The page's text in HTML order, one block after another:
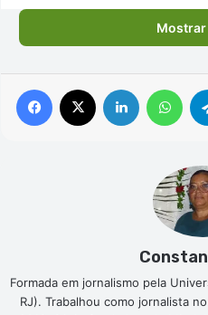
Mostrar
Facebook Linkedin
Formada em jornalismo pela
RJ). Trabalhou como jornalista